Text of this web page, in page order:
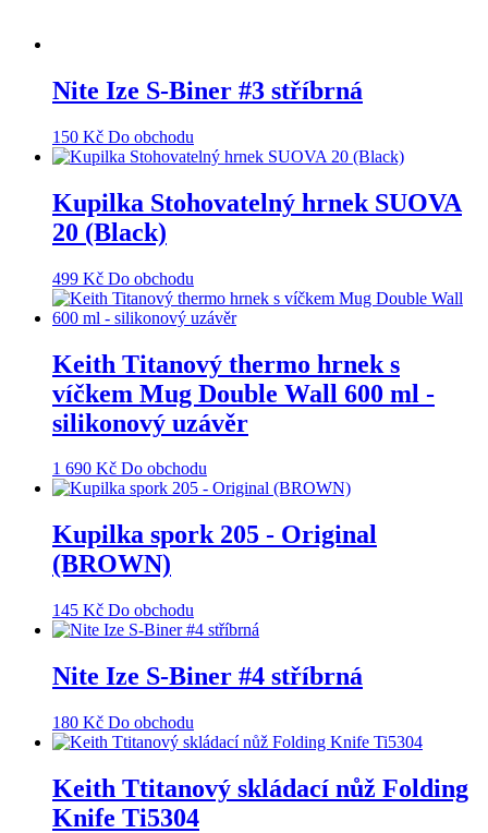
Nite Ize S-Biner #3 stříbrná
150 Kč Do obchodu
Kupilka Stohovatelný hrnek SUOVA
20 (Black)
499 Kč Do obchodu
Keith Titanový thermo hrnek s
víčkem Mug Double Wall 600 ml -
silikonový uzávěr
1 690 Kč Do obchodu
Kupilka spork 205 - Original
(BROWN)
145 Kč Do obchodu
Nite Ize S-Biner #4 stříbrná
180 Kč Do obchodu
Keith Ttitanový skládací nůž Folding
Knife Ti5304